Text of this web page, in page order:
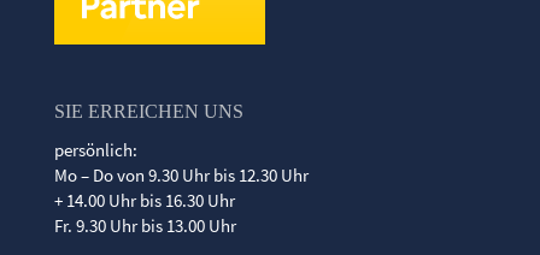
SIE ERREICHEN UNS
persönlich:
Mo – Do von 9.30 Uhr bis 12.30 Uhr
+ 14.00 Uhr bis 16.30 Uhr
Fr. 9.30 Uhr bis 13.00 Uhr